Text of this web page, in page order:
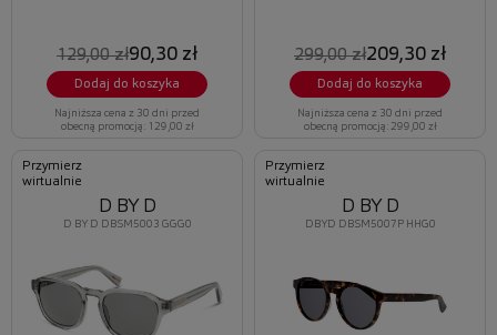
129,00 zł90,30 zł
Dodaj do koszyka
Najniższa cena z 30 dni przed
obecną promocją: 129,00 zł
299,00 zł209,30 zł
Dodaj do koszyka
Najniższa cena z 30 dni przed
obecną promocją: 299,00 zł
Przymierz
wirtualnie
D BY D DBSM5003 GGG0
D BY D
Przymierz
wirtualnie
DBYD DBSM5007P HHG0
D BY D